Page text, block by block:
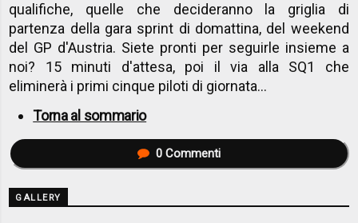
qualifiche, quelle che decideranno la griglia di
partenza della gara sprint di domattina, del weekend
del GP d'Austria. Siete pronti per seguirle insieme a
noi? 15 minuti d'attesa, poi il via alla SQ1 che
eliminerà i primi cinque piloti di giornata...
Torna al sommario
0Commenti
GALLERY